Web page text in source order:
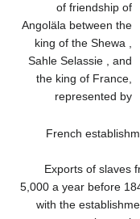
of friendship of
Angoläla between the
king of the Shewa ,
Sahle Selassie , and
the king of France,
represented by
- French
Exports of slaves
5,000 a year before
with the